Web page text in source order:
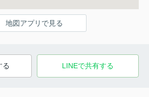
地図アプリで見る
る LINEで共有する